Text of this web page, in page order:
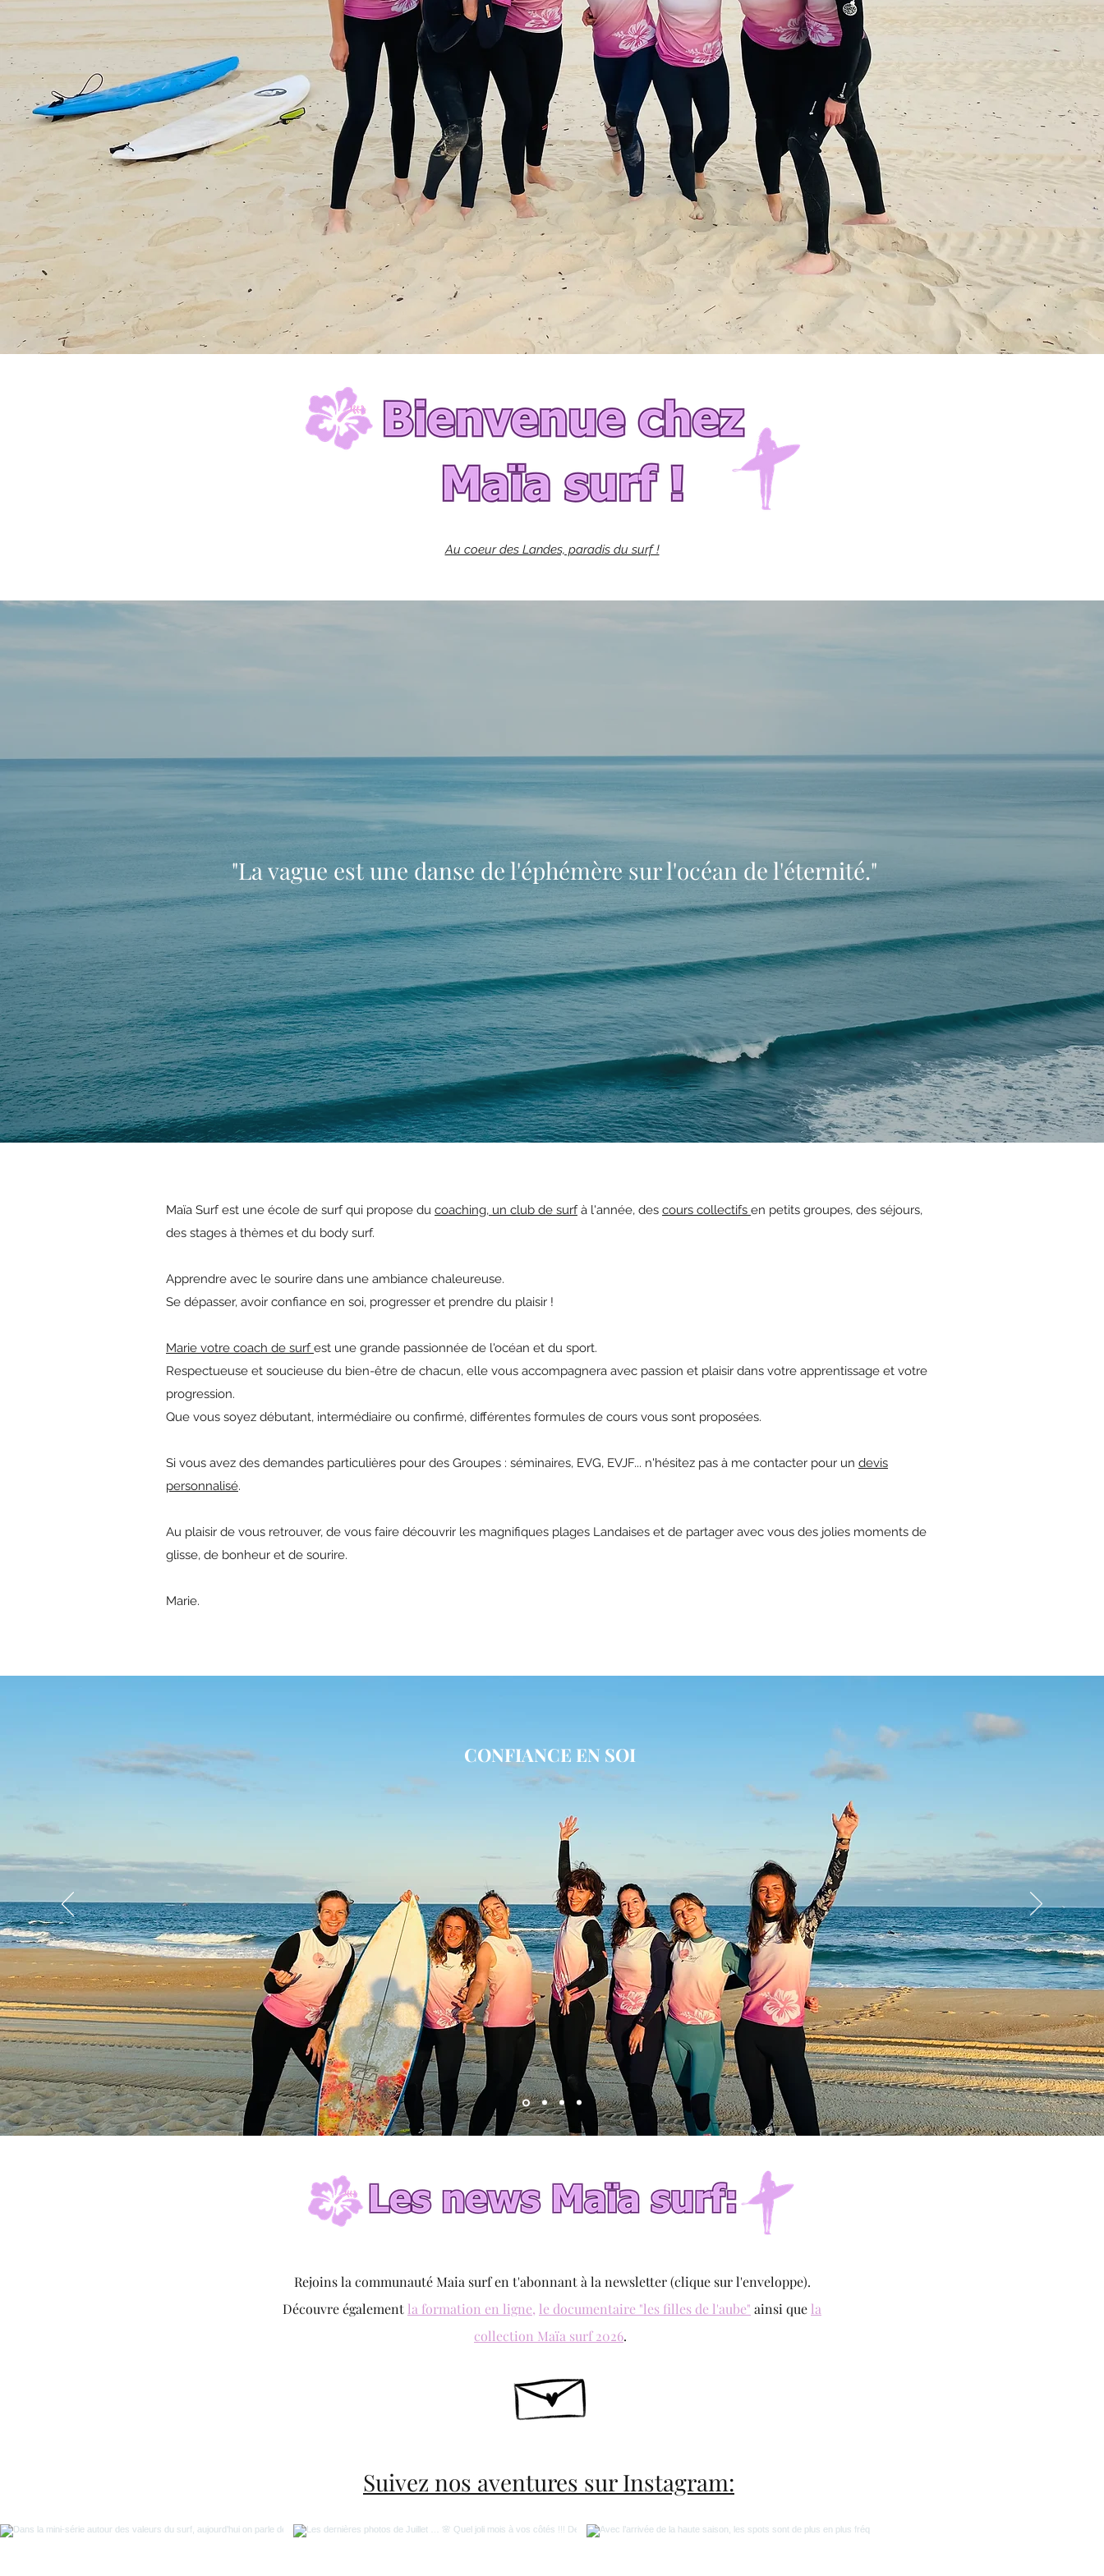
Au coeur des Landes, paradis du surf !
"La vague est une danse de l'éphémère sur l'océan de l'éternité."
Maïa Surf est une école de surf qui propose du coaching, un club de surfà l'année, des cours collectifs en petits groupes, des séjours,
des stages à thèmes et du body surf.
Apprendre avec le sourire dans une ambiance chaleureuse.
Se dépasser, avoir confiance en soi, progresser et prendre du plaisir !
Marie votre coach de surfest une grande passionnée de l'océan et du sport.
Respectueuse et soucieuse du bien-être de chacun, elle vous accompagnera avec passion et plaisir dans votre apprentissage et votre
progression.
Que vous soyez débutant, intermédiaire ou confirmé, différentes formules de cours vous sont proposées.
Si vous avez des demandes particulières pour des Groupes : séminaires, EVG, EVJF... n'hésitez pas à me contacter pour un devis
personnalisé.
Au plaisir de vous retrouver, de vous faire découvrir les magnifiques plages Landaises et de partager avec vous des jolies moments de
glisse, de bonheur et de sourire.
Marie.
CONFIANCE EN SOI
Rejoins la communauté Maia surf en t'abonnant à la newsletter (clique sur l'enveloppe).
Découvre également la formation en ligne, le documentaire "les filles de l'aube" ainsi que la
collection Maïa surf 2026.
Suivez nos aventures sur Instagram: